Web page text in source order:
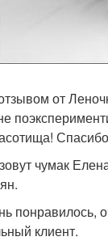
от
чумак
понравилось,
клиент.